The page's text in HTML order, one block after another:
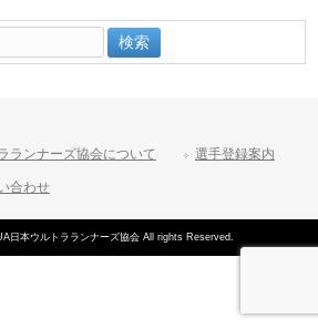
ランナーズ協会について 選手登録案内
合わせ
日本ウルトラランナーズ協会 All rights Reserved.